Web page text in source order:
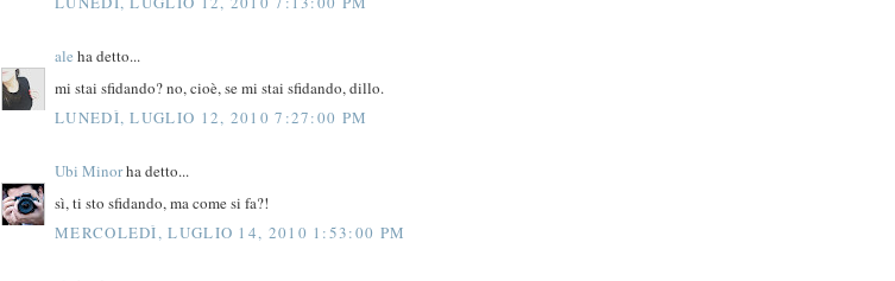
ale ha detto...
mi stai sfidando? no, cioè, se mi stai sfidando, dillo.
LUNEDÌ, LUGLIO 12, 2010 7:27:00 PM
Ubi Minorha detto...
sì, ti sto sfidando, ma come si fa?!
MERCOLEDÌ, LUGLIO 14, 2010 1:53:00 PM